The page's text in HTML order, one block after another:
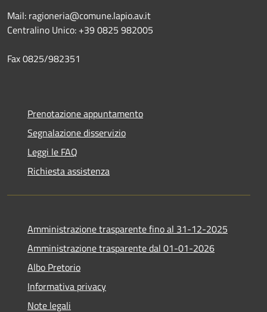
Mail: ragioneria@comune.lapio.av.it
Centralino Unico: +39 0825 982005
Fax 0825/982351
Prenotazione appuntamento
Segnalazione disservizio
Leggi le FAQ
Richiesta assistenza
Amministrazione trasparente fino al 31-12-2025
Amministrazione trasparente dal 01-01-2026
Albo Pretorio
Informativa privacy
Note legali